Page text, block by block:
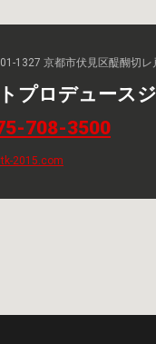
1327 京都市伏見区醍醐切レ
プロデュース
708-3500
2015.com